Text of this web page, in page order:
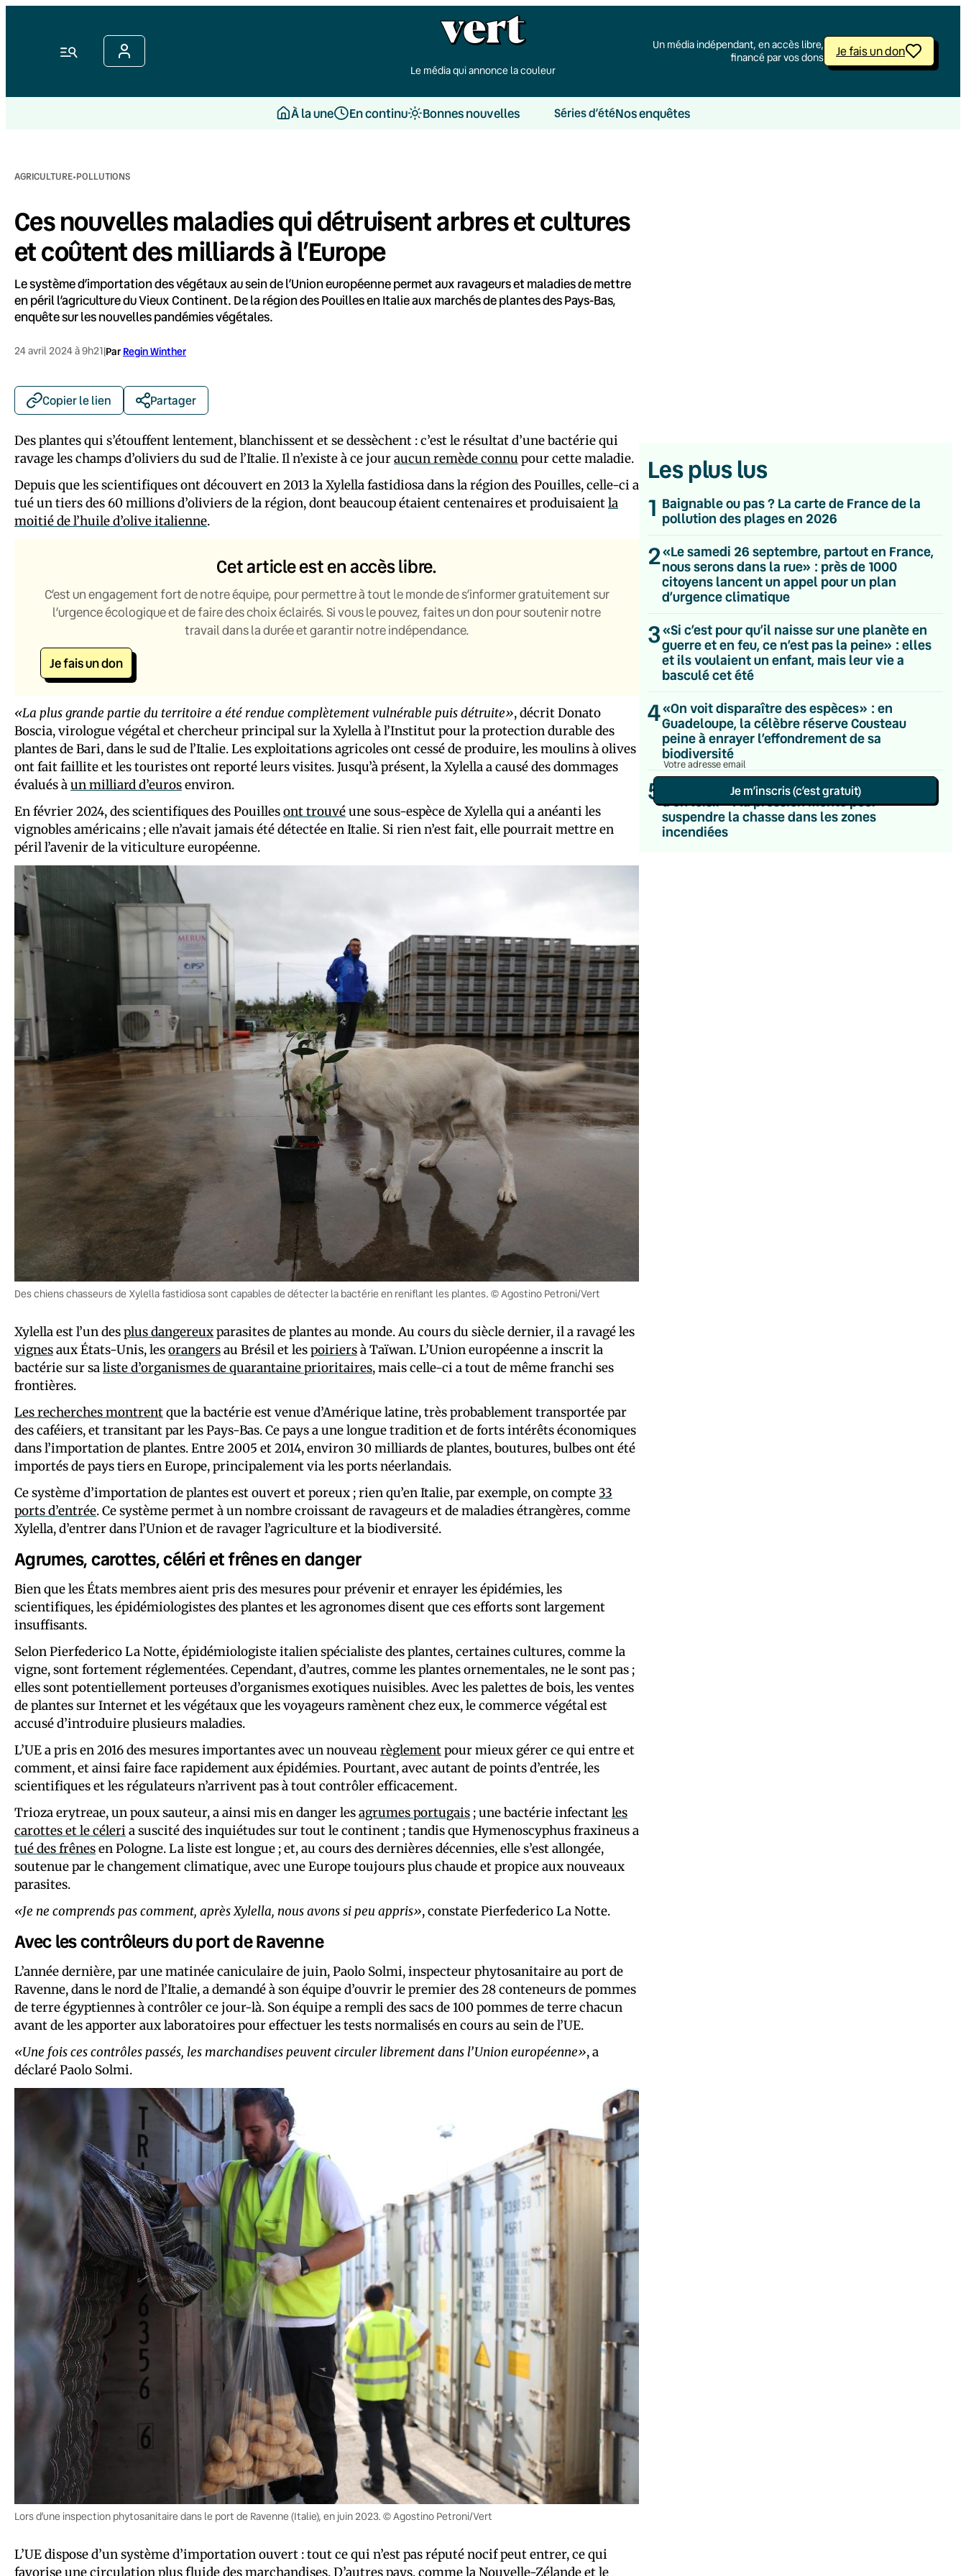
Menu
Le média qui annonce la couleur
Un média indépendant, en accès libre,
financé par vos dons
Je fais un don
À la une En continu Bonnes nouvelles Séries d’étéNos enquêtes
AGRICULTURE·POLLUTIONS
Ces nouvelles maladies qui détruisent arbres et cultures
et coûtent des milliards à l’Europe
Le système d’importation des végétaux au sein de l’Union européenne permet aux ravageurs et maladies de mettre
en péril l’agriculture du Vieux Continent. De la région des Pouilles en Italie aux marchés de plantes des Pays-Bas,
enquête sur les nouvelles pandémies végétales.
24 avril 2024 à 9h21|Par Regin Winther
Copier le lien Partager
Des plantes qui s’étouffent lentement, blanchissent et se dessèchent : c’est le résultat d’une bactérie qui
ravage les champs d’oliviers du sud de l’Italie. Il n’existe à ce jouraucun remède connu pour cette maladie.
Depuis que les scientifiques ont découvert en 2013 la Xylella fastidiosa dans la région des Pouilles, celle-ci a
tué un tiers des 60 millions d’oliviers de la région, dont beaucoup étaient centenaires et produisaientla
moitié de l’huile d’olive italienne.
Cet article est en accès libre.
C’est un engagement fort de notre équipe, pour permettre à tout le monde de s’informer gratuitement sur
l’urgence écologique et de faire des choix éclairés. Si vous le pouvez, faites un don pour soutenir notre
travail dans la durée et garantir notre indépendance.
Je fais un don
«La plus grande partie du territoire a été rendue complètement vulnérable puis détruite», décrit Donato
Boscia, virologue végétal et chercheur principal sur la Xylella à l’Institut pour la protection durable des
plantes de Bari, dans le sud de l’Italie. Les exploitations agricoles ont cessé de produire, les moulins à olives
ont fait faillite et les touristes ont reporté leurs visites. Jusqu’à présent, la Xylella a causé des dommages
évalués àun milliard d’eurosenviron.
En février 2024, des scientifiques des Pouillesont trouvéune sous-espèce de Xylella qui a anéanti les
vignobles américains ; elle n’avait jamais été détectée en Italie. Si rien n’est fait, elle pourrait mettre en
péril l’avenir de la viticulture européenne.
Des chiens chasseurs de Xylella fastidiosa sont capables de détecter la bactérie en reniflant les plantes. © Agostino Petroni/Vert
Xylella est l’un desplus dangereuxparasites de plantes au monde. Au cours du siècle dernier, il a ravagé les
vignesaux États-Unis, lesorangersau Brésil et lespoiriersà Taïwan. L’Union européenne a inscrit la
bactérie sur saliste d’organismes de quarantaine prioritaires, mais celle-ci a tout de même franchi ses
frontières.
Les recherches montrentque la bactérie est venue d’Amérique latine, très probablement transportée par
des caféiers, et transitant par les Pays-Bas. Ce pays a une longue tradition et de forts intérêts économiques
dans l’importation de plantes. Entre 2005 et 2014, environ 30 milliards de plantes, boutures, bulbes ont été
importés de pays tiers en Europe, principalement via les ports néerlandais.
Ce système d’importation de plantes est ouvert et poreux ; rien qu’en Italie, par exemple, on compte33
ports d’entrée. Ce système permet à un nombre croissant de ravageurs et de maladies étrangères, comme
Xylella, d’entrer dans l’Union et de ravager l’agriculture et la biodiversité.
Agrumes, carottes, céléri et frênes en danger
Bien que les États membres aient pris des mesures pour prévenir et enrayer les épidémies, les
scientifiques, les épidémiologistes des plantes et les agronomes disent que ces efforts sont largement
insuffisants.
Selon Pierfederico La Notte, épidémiologiste italien spécialiste des plantes, certaines cultures, comme la
vigne, sont fortement réglementées. Cependant, d’autres, comme les plantes ornementales, ne le sont pas ;
elles sont potentiellement porteuses d’organismes exotiques nuisibles. Avec les palettes de bois, les ventes
de plantes sur Internet et les végétaux que les voyageurs ramènent chez eux, le commerce végétal est
accusé d’introduire plusieurs maladies.
L’UE a pris en 2016 des mesures importantes avec un nouveau règlementpour mieux gérer ce qui entre et
comment, et ainsi faire face rapidement aux épidémies. Pourtant, avec autant de points d’entrée, les
scientifiques et les régulateurs n’arrivent pas à tout contrôler efficacement.
Trioza erytreae, un poux sauteur, a ainsi mis en danger lesagrumes portugais ; une bactérie infectantles
carottes et le céleri a suscité des inquiétudes sur tout le continent ; tandis que Hymenoscyphus fraxineus a
tué des frênesen Pologne. La liste est longue ; et, au cours des dernières décennies, elle s’est allongée,
soutenue par le changement climatique, avec une Europe toujours plus chaude et propice aux nouveaux
parasites.
«Je ne comprends pas comment, après Xylella, nous avons si peu appris», constate Pierfederico La Notte.
Avec les contrôleurs du port de Ravenne
L’année dernière, par une matinée caniculaire de juin, Paolo Solmi, inspecteur phytosanitaire au port de
Ravenne, dans le nord de l’Italie, a demandé à son équipe d’ouvrir le premier des 28 conteneurs de pommes
de terre égyptiennes à contrôler ce jour-là. Son équipe a rempli des sacs de 100 pommes de terre chacun
avant de les apporter aux laboratoires pour effectuer les tests normalisés en cours au sein de l’UE.
«Une fois ces contrôles passés, les marchandises peuvent circuler librement dans l’Union européenne», a
déclaré Paolo Solmi.
Lors d’une inspection phytosanitaire dans le port de Ravenne (Italie), en juin 2023. © Agostino Petroni/Vert
L’UE dispose d’un système d’importation ouvert : tout ce qui n’est pas réputé nocif peut entrer, ce qui
favorise une circulation plus fluide des marchandises. D’autres pays, comme la Nouvelle-Zélande et le
Les plus lus
1 Baignable ou pas ? La carte de France de la
pollution des plages en 2026
2«Le samedi 26 septembre, partout en France,
nous serons dans la rue» : près de 1000
citoyens lancent un appel pour un plan
d’urgence climatique
3«Si c’est pour qu’il naisse sur une planète en
guerre et en feu, ce n’est pas la peine» : elles
et ils voulaient un enfant, mais leur vie a
basculé cet été
4«On voit disparaître des espèces» : en
Guadeloupe, la célèbre réserve Cousteau
peine à enrayer l’effondrement de sa
biodiversité
5
«Faire primer l’intérêt de la nature sur celui
d’un loisir» : la pression monte pour
suspendre la chasse dans les zones
incendiées
💌 Inscrivez-vous à nos newsletters
Quotidienne
Du lundi au vendredi
Hebdomadaire
Le samedi
Chaleurs Actuelles
Une fois par mois
C’était Mieux Après
Occasionnelle
Je m’inscris (c’est gratuit)
Politique de confidentialité